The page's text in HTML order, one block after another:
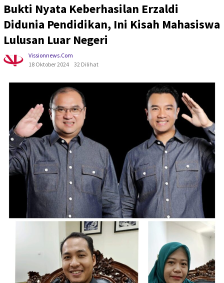
Bukti Nyata Keberhasilan Erzaldi
Didunia Pendidikan, Ini Kisah Mahasiswa
Lulusan Luar Negeri
Vissionnews.com
18 Oktober 2024
32 Dilihat